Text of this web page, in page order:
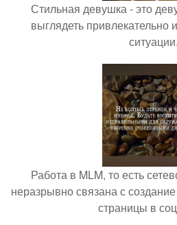
Стильная девушка - это
выглядеть привлекательно
ситуации.
Работа в MLM, то есть
неразрывно связана с
страницы в